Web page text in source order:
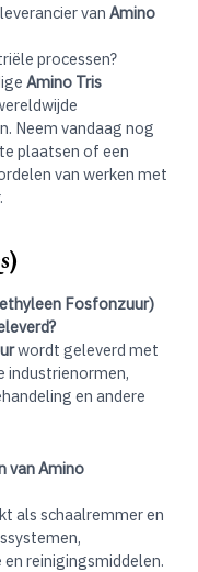
van Amino
processen?
Amino Tris
Neem vandaag nog
plaatsen of een
van werken met
Fosfonzuur)
wordt geleverd met
industrienormen,
en andere
van Amino
als schaalremmer en
reinigingsmiddelen.